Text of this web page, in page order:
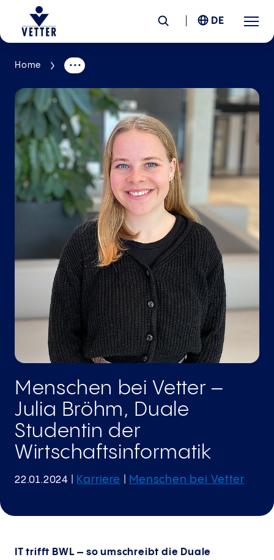
Unternehmen
Verantwortung
Services
Standorte
News & Insights
Karriere
DE
Home
Menschen bei Vetter –
Julia Bröhm, Duale
Studentin der
Wirtschaftsinformatik
22.01.2024 Karriere Menschen bei Vetter
IT trifft BWL – so umschreibt die Duale